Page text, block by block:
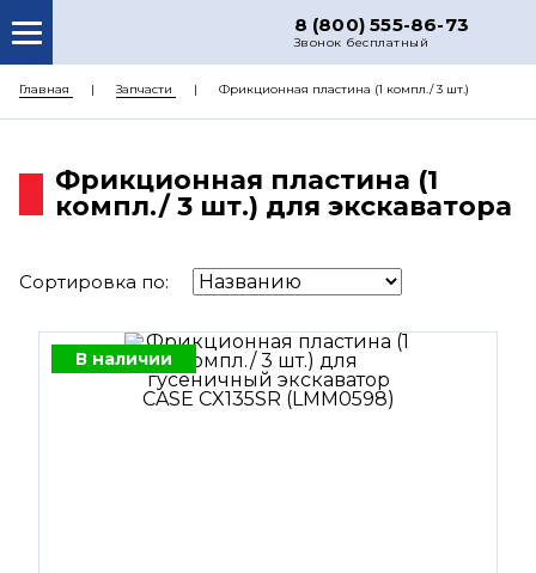
8 (800) 555-86-73
Звонок бесплатный
О НАС
РЕМОНТ
ДОСТАВКА
ЦЕНЫ
Главная Запчасти Фрикционная пластина (1 компл./ 3 шт.)
Фрикционная пластина (1
компл./ 3 шт.) для экскаватора
Сортировка по:
В наличии